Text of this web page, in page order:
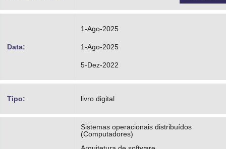
Data:
1-Ago-2025
1-Ago-2025
5-Dez-2022
Tipo: livro digital
Sistemas operacionais distribuídos
(Computadores)